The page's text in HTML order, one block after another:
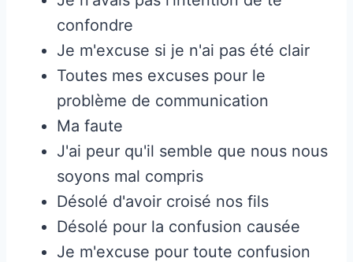
confondre
Je m'excuse si je n'ai pas été clair
Toutes mes excuses pour le
problème de communication
Ma faute
J'ai peur qu'il semble que nous nous
soyons mal compris
Désolé d'avoir croisé nos fils
Désolé pour la confusion causée
Je m'excuse pour toute confusion